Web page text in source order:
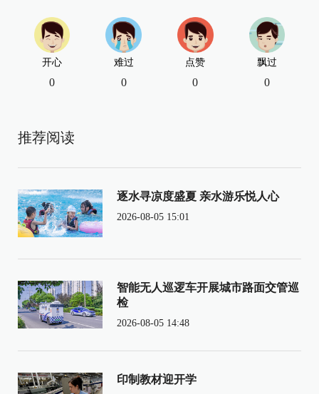
开心
0
难过
0
点赞
0
飘过
0
推荐阅读
逐水寻凉度盛夏 亲水游乐悦人心
2026-08-05 15:01
智能无人巡逻车开展城市路面交管巡
检
2026-08-05 14:48
印制教材迎开学